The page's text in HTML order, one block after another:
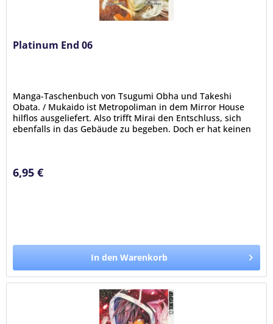
Platinum End 06
Manga-Taschenbuch von Tsugumi Obha und Takeshi
Obata. / Mukaido ist Metropoliman in dem Mirror House
hilflos ausgeliefert. Also trifft Mirai den Entschluss, sich
ebenfalls in das Gebäude zu begeben. Doch er hat keinen
6,95 €
In den Warenkorb